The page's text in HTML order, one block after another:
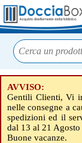
AVVISO:
Gentili Clienti, Vi
nelle consegne a
spedizioni ed il
dal 13 al 21
Buone vacanze.